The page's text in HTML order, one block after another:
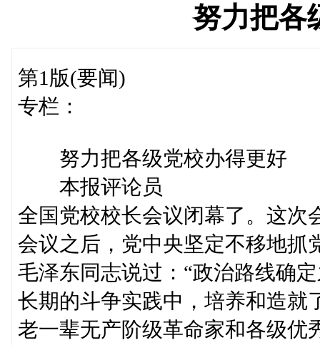
努力把各
第1版(要闻)
专栏：
努力把各级党校办得更好
本报评论员
全国党校校长会议闭幕了。这次
会议之后，党中央坚定不移地抓
毛泽东同志说过：“政治路线确
长期的斗争实践中，培养和造就
老一辈无产阶级革命家和各级优